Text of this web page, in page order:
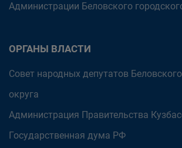
Администрации Беловского
ОРГАНЫ ВЛАСТИ
Совет народных депутатов
округа
Администрация Правительства
Государственная дума РФ